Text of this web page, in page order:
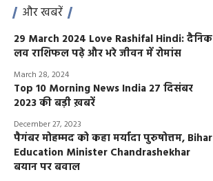
और खबरें
29 March 2024 Love Rashifal Hindi: दैनिक
लव राशिफल पढ़े और भरे जीवन में रोमांस
March 28, 2024
Top 10 Morning News India 27 दिसंबर
2023 की बड़ी ख़बरें
December 27, 2023
पैगंबर मोहम्मद को कहा मर्यादा पुरुषोत्तम, Bihar
Education Minister Chandrashekhar
बयान पर बवाल